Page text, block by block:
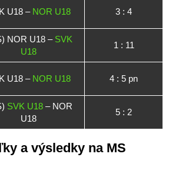
U18 – NOR U18 3 : 4
NOR U18 – SVK
U18
1 : 11
U18 – NOR U18 4 : 5 pn
SVK U18– NOR
U18
5 : 2
a výsledky na MS